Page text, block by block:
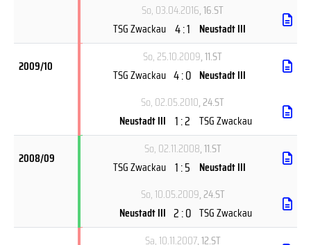
So, 03.04.2016, 16.ST
TSG Zwackau 4 : 1 Neustadt III
2009/10
So, 25.10.2009, 11.ST
TSG Zwackau 4 : 0 Neustadt III
So, 02.05.2010, 24.ST
Neustadt III 1 : 2 TSG Zwackau
2008/09
So, 02.11.2008, 11.ST
TSG Zwackau 1 : 5 Neustadt III
So, 10.05.2009, 24.ST
Neustadt III 2 : 0 TSG Zwackau
Sa, 10.11.2007, 12.ST